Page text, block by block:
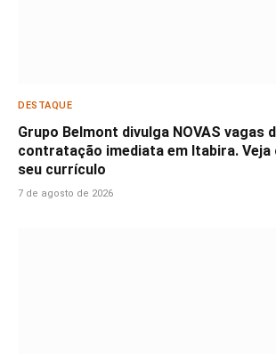
DESTAQUE
Grupo Belmont divulga NOVAS vagas
contratação imediata em Itabira. Veja
seu currículo
7 de agosto de 2026